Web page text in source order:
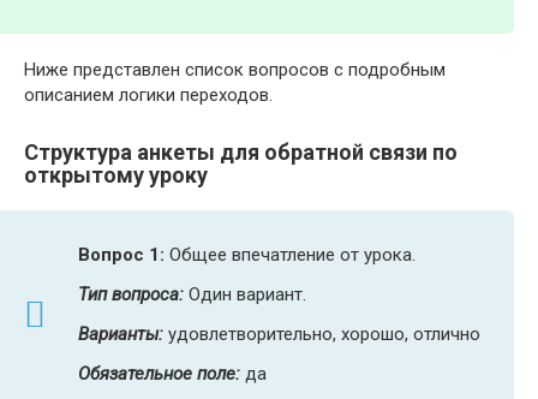
Ниже представлен список вопросов с подробным
описанием логики переходов.
Структура анкеты для обратной связи по
открытому уроку
Вопрос 1: Общее впечатление от урока.
Тип вопроса: Один вариант.
Варианты: удовлетворительно, хорошо, отлично
Обязательное поле: да